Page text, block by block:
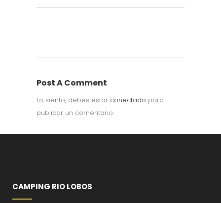
Post A Comment
Lo siento, debes estar conectado para
publicar un comentario.
CAMPING RIO LOBOS